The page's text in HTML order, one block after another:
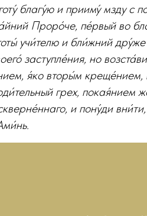
благу́ю и прииму́ мзду с
Проро́че, пе́рвый во
учи́телю и бли́жний
заступле́ния, но
я́ко вторы́м креще́нием,
грех, покая́нием
и пону́ди